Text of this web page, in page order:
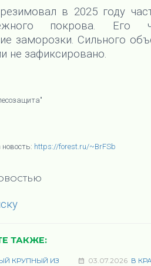
в 2025 году
покрова. Его
заморозки. Сильного
не зафиксировано.
https://forest.ru/~BrFSb
ТАКЖЕ:
КРУПНЫЙ ИЗ
03.07.2026 В